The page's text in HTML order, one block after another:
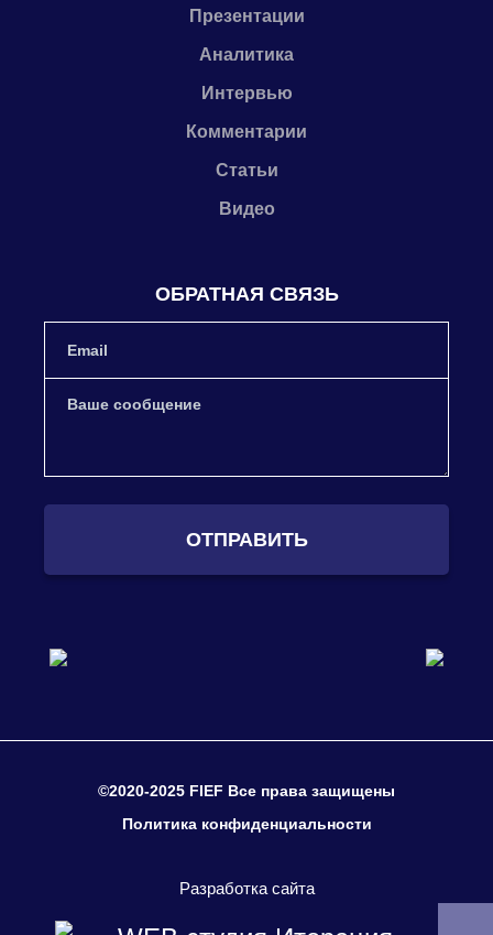
Презентации
Аналитика
Интервью
Комментарии
Статьи
Видео
ОБРАТНАЯ СВЯЗЬ
ОТПРАВИТЬ
©2020-2025 FIEF Все права защищены
Политика конфиденциальности
Разработка сайта